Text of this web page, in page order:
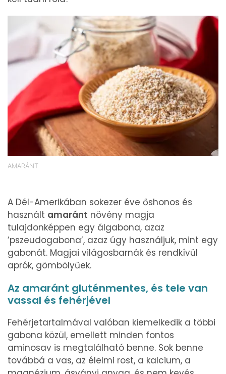
AMARÁNT
A Dél-Amerikában sokezer éve őshonos és
használt amaránt növény magja
tulajdonképpen egy álgabona, azaz
’pszeudogabona’, azaz úgy használjuk, mint egy
gabonát. Magjai világosbarnák és rendkívül
aprók, gömbölyűek.
Az amaránt gluténmentes, és tele van
vassal és fehérjével
Fehérjetartalmával valóban kiemelkedik a többi
gabona közül, emellett minden fontos
aminosav is megtalálható benne. Sok benne
továbbá a vas, az élelmi rost, a kalcium, a